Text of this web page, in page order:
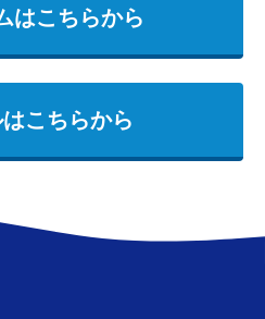
はこちらから
こちらから